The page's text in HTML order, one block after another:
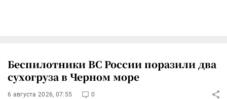
Беспилотники ВС России поразили два
сухогруза в Черном море
6 августа 2026, 07:55 0